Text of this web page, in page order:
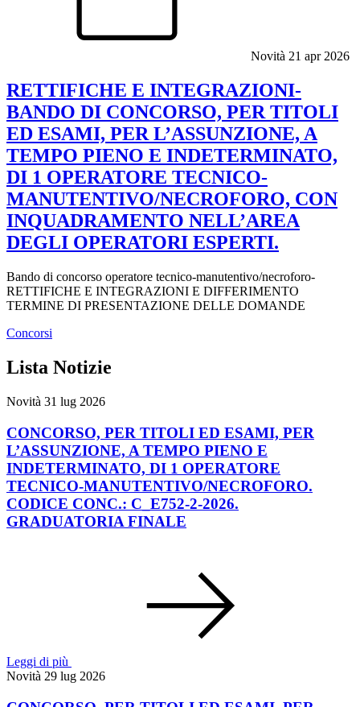
Novità 21 apr 2026
RETTIFICHE E INTEGRAZIONI-
BANDO DI CONCORSO, PER TITOLI
ED ESAMI, PER L’ASSUNZIONE, A
TEMPO PIENO E INDETERMINATO,
DI 1 OPERATORE TECNICO-
MANUTENTIVO/NECROFORO, CON
INQUADRAMENTO NELL’AREA
DEGLI OPERATORI ESPERTI.
Bando di concorso operatore tecnico-manutentivo/necroforo-
RETTIFICHE E INTEGRAZIONI E DIFFERIMENTO
TERMINE DI PRESENTAZIONE DELLE DOMANDE
Concorsi
Lista Notizie
Novità 31 lug 2026
CONCORSO, PER TITOLI ED ESAMI, PER
L’ASSUNZIONE, A TEMPO PIENO E
INDETERMINATO, DI 1 OPERATORE
TECNICO-MANUTENTIVO/NECROFORO.
CODICE CONC.: C_E752-2-2026.
GRADUATORIA FINALE
Leggi di più
Novità 29 lug 2026